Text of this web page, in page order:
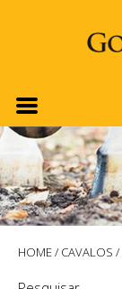
HOME/ CAVALOS /